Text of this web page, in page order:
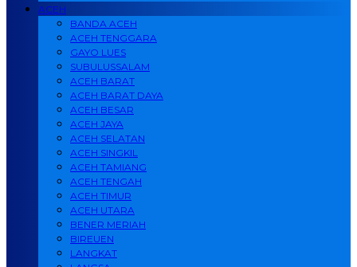
ACEH
BANDA ACEH
ACEH TENGGARA
GAYO LUES
SUBULUSSALAM
ACEH BARAT
ACEH BARAT DAYA
ACEH BESAR
ACEH JAYA
ACEH SELATAN
ACEH SINGKIL
ACEH TAMIANG
ACEH TENGAH
ACEH TIMUR
ACEH UTARA
BENER MERIAH
BIREUEN
LANGKAT